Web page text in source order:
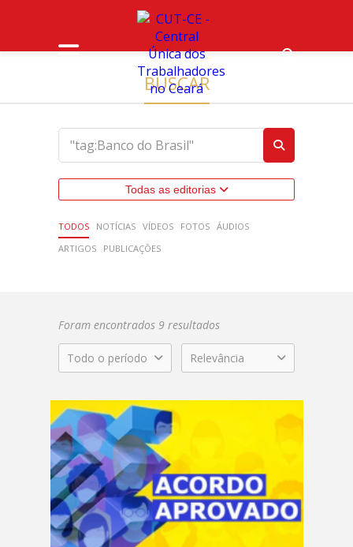
BUSCAR
Todas as editorias
TODOS NOTÍCIAS VÍDEOS FOTOS ÁUDIOS
ARTIGOS
PUBLICAÇÕES
Foram encontrados 9 resultados
Todo o período Relevância